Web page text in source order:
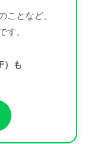
ことなど、
す。
）も